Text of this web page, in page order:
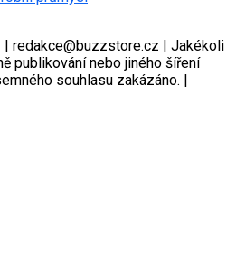
redakce@buzzstore.cz | Jakékoli
publikování nebo jiného šíření
souhlasu zakázáno. |